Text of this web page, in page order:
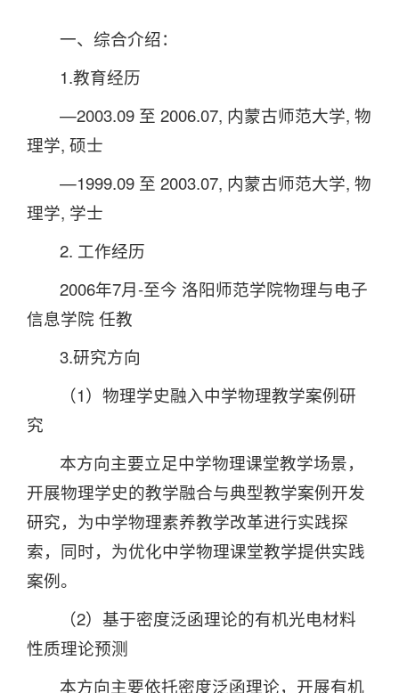
一、综合介绍：
1.教育经历
—2003.09 至 2006.07, 内蒙古师范大学, 物
理学, 硕士
—1999.09 至 2003.07, 内蒙古师范大学, 物
理学, 学士
2. 工作经历
2006年7月-至今 洛阳师范学院物理与电子
信息学院 任教
3.研究方向
（1）物理学史融入中学物理教学案例研
究
本方向主要立足中学物理课堂教学场景，
开展物理学史的教学融合与典型教学案例开发
研究，为中学物理素养教学改革进行实践探
索，同时，为优化中学物理课堂教学提供实践
案例。
（2）基于密度泛函理论的有机光电材料
性质理论预测
本方向主要依托密度泛函理论，开展有机